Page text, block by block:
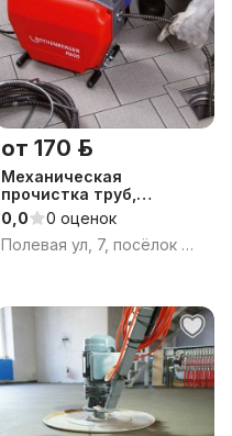
от 170 р.
Механическая
прочистка труб,
устранение засоров
0,0
0 оценок
Полевая ул, 7, посёлок Юбилейный, Сеницкий сельсовет, Минский район, Минская область